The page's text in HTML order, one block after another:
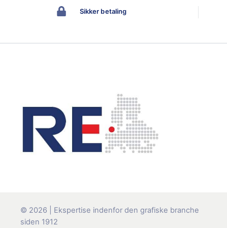
Sikker betaling
© 2026 | Ekspertise indenfor den grafiske branche
siden 1912